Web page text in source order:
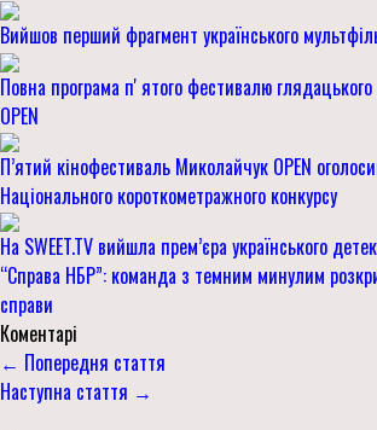
Вийшов перший фрагмент українського
Повна програма пʼятого фестивалю
OPEN
П’ятий кінофестиваль Миколайчук OPEN
Національного короткометражного конкурсу
На SWEET.TV вийшла прем’єра українського
“Справа НБР”: команда з темним минулим
справи
Коментарі
← Попередня стаття
Наступна стаття →